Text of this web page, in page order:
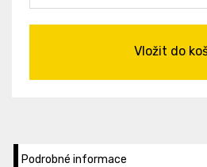
Vložit do
Podrobné informace